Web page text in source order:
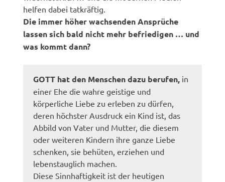
helfen dabei tatkräftig.
Die immer höher wachsenden Ansprüche
lassen sich bald nicht mehr befriedigen … und
was kommt dann?
GOTT hat den Menschen dazu berufen, in
einer Ehe die wahre geistige und
körperliche Liebe zu erleben zu dürfen,
deren höchster Ausdruck ein Kind ist, das
Abbild von Vater und Mutter, die diesem
oder weiteren Kindern ihre ganze Liebe
schenken, sie behüten, erziehen und
lebenstauglich machen.
Diese Sinnhaftigkeit ist der heutigen